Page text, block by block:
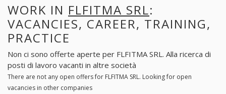
WORK IN FLFITMA SRL:
VACANCIES, CAREER, TRAINING,
PRACTICE
Non ci sono offerte aperte per FLFITMA SRL. Alla ricerca di
posti di lavoro vacanti in altre società
There are not any open offers for FLFITMA SRL. Looking for open
vacancies in other companies